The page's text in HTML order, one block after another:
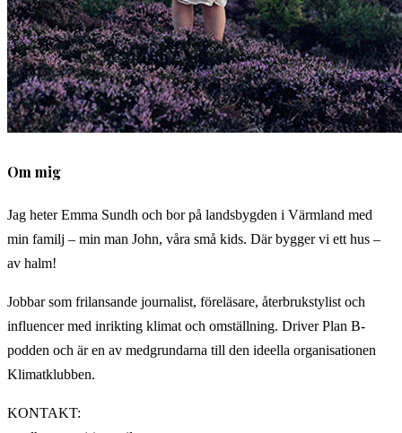
Om mig
Jag heter Emma Sundh och bor på landsbygden i Värmland med
min familj – min man John, våra små kids. Där bygger vi ett hus –
av halm!
Jobbar som frilansande journalist, föreläsare, återbrukstylist och
influencer med inrikting klimat och omställning. Driver Plan B-
podden och är en av medgrundarna till den ideella organisationen
Klimatklubben.
KONTAKT: